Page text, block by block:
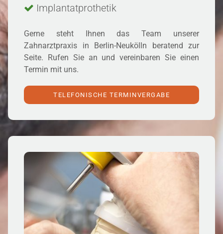
Implantatprothetik
Gerne steht Ihnen das Team unserer
Zahnarztpraxis in Berlin-Neukölln beratend zur
Seite. Rufen Sie an und vereinbaren Sie einen
Termin mit uns.
TELEFONISCHE TERMINVERGABE